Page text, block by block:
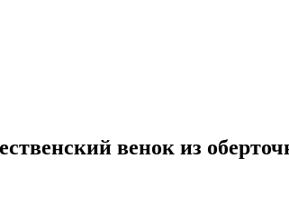
венок из